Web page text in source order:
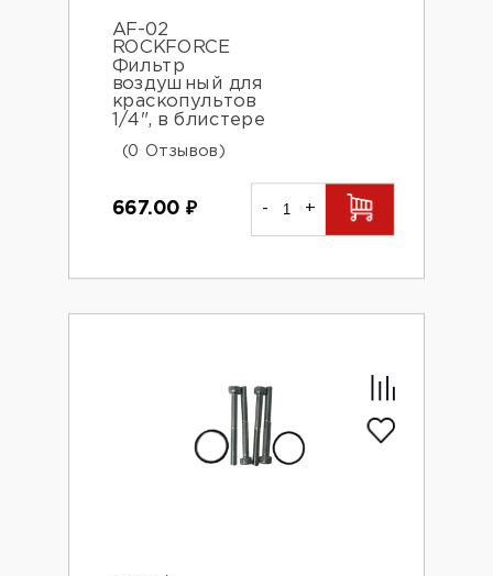
AF-02
ROCKFORCE
Фильтр
воздушный для
краскопультов
1/4", в блистере
(0 Отзывов)
667.00 ₽ - +